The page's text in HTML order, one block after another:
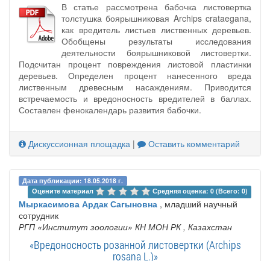
В статье рассмотрена бабочка листовертка
толстушка боярышниковая Archips crataegana,
как вредитель листьев лиственных деревьев.
Обобщены результаты исследования
деятельности боярышниковой листовертки.
Подсчитан процент повреждения листовой пластинки
деревьев. Определен процент нанесенного вреда
лиственным древесным насаждениям. Приводится
встречаемость и вредоносность вредителей в баллах.
Составлен фенокалендарь развития бабочки.
Дискуссионная площадка | Оставить комментарий
Дата публикации: 18.05.2018 г.
Оцените материал
Средняя оценка: 0 (Всего: 0)
Мыркасимова Ардак Сагыновна , младший научный
сотрудник
РГП «Институт зоологии» КН МОН РК , Казахстан
«Вредоносность розанной листовертки (Archips
rosana L.)»